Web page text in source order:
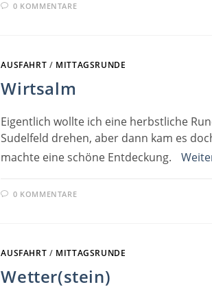
0 KOMMENTARE
AUSFAHRT / MITTAGSRUNDE
Wirtsalm
Eigentlich wollte ich eine herbstliche
Sudelfeld drehen, aber dann kam es
machte eine schöne Entdeckung.
0 KOMMENTARE
AUSFAHRT / MITTAGSRUNDE
Wetter(stein)